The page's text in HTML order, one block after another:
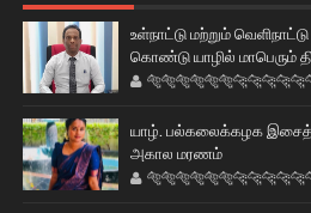
உள்நாட்டு மற்றும்
கொண்டு யாழில் மாபெரும்
யாழ். பல்கலைக்கழக
அகால மரணம்